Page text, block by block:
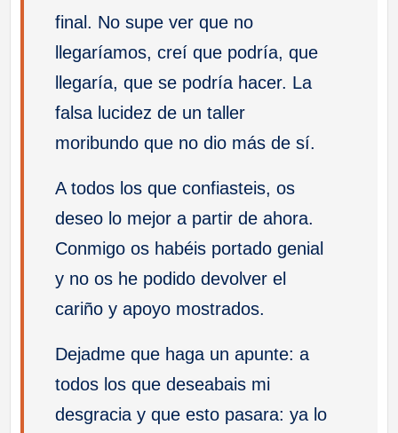
final. No supe ver que no
llegaríamos, creí que podría, que
llegaría, que se podría hacer. La
falsa lucidez de un taller
moribundo que no dio más de sí.
A todos los que confiasteis, os
deseo lo mejor a partir de ahora.
Conmigo os habéis portado genial
y no os he podido devolver el
cariño y apoyo mostrados.
Dejadme que haga un apunte: a
todos los que deseabais mi
desgracia y que esto pasara: ya lo